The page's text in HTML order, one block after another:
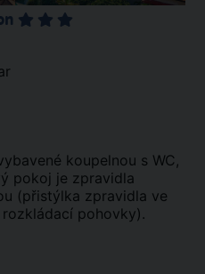
koupelnou s WC,
pokoj je zpravidla
(přistýlka zpravidla ve
pohovky).